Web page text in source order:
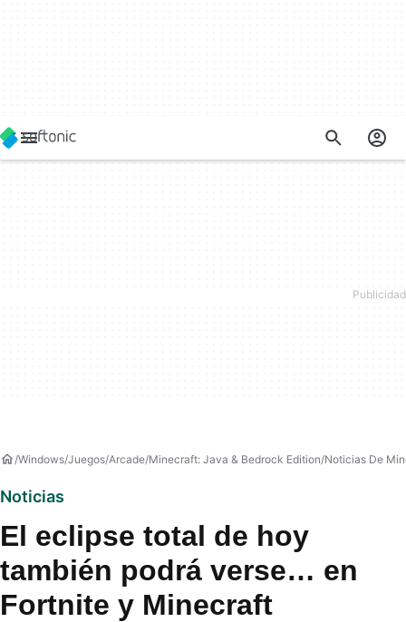
Windows Juegos Arcade Minecraft: Java & Bedrock Edition Noticias De
Noticias
El eclipse total de hoy
también podrá verse… en
Fortnite y Minecraft